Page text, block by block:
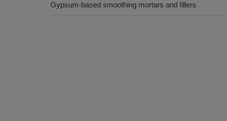
Gypsum-based smoothing mortars and fillers